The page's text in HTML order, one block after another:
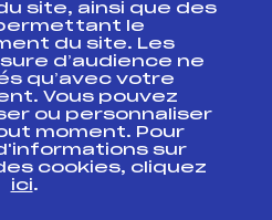
fédéral
Formation, Suivi
site, ainsi que des
le
du site. Les
d’audience ne
qu’avec votre
Vous pouvez
ou personnaliser
moment. Pour
sur
cookies, cliquez
ici.